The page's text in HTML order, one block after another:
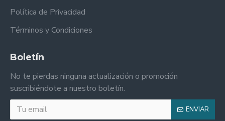
Política de Privacidad
Términos y Condiciones
Boletín
No te pierdas ninguna actualización o promoción
suscribiéndote a nuestro boletín.
ENVIAR